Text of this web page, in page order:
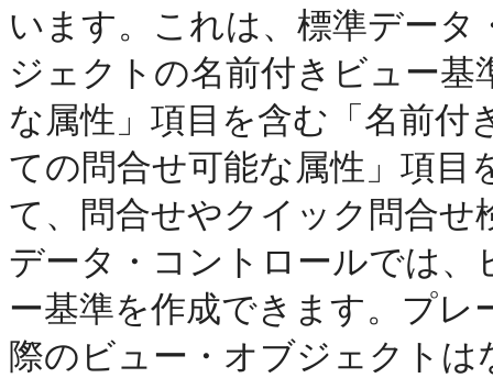
います。これは、標準デー
ジェクトの名前付きビュー
な属性」項目を含む「名前付
ての問合せ可能な属性」項
て、問合せやクイック問合
データ・コントロールでは
ー基準を作成できます。プ
際のビュー・オブジェクト